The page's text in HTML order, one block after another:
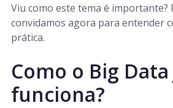
Viu como este tema é importante?
convidamos agora para entender
prática.
Como o Big
funciona?